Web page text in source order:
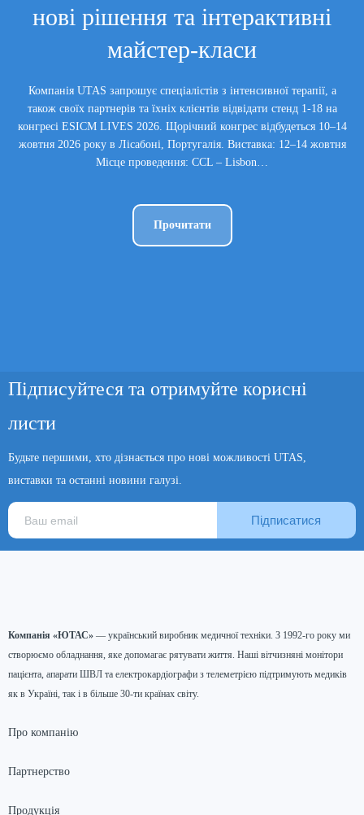
нові рішення та інтерактивні
майстер-класи
Компанія UTAS запрошує спеціалістів з інтенсивної терапії, а
також своїх партнерів та їхніх клієнтів відвідати стенд 1-18 на
конгресі ESICM LIVES 2026. Щорічний конгрес відбудеться 10–14
жовтня 2026 року в Лісабоні, Португалія. Виставка: 12–14 жовтня
Місце проведення: CCL – Lisbon…
Прочитати
Підписуйтеся та отримуйте корисні
листи
Будьте першими, хто дізнається про нові можливості UTAS,
виставки та останні новини галузі.
Підписатися
Компанія «ЮТАС» — український виробник медичної техніки. З 1992-го року ми
створюємо обладнання, яке допомагає рятувати життя. Наші вітчизняні монітори
пацієнта, апарати ШВЛ та електрокардіографи з телеметрією підтримують медиків
як в Україні, так і в більше 30-ти країнах світу.
Про компанію
Партнерство
Продукція